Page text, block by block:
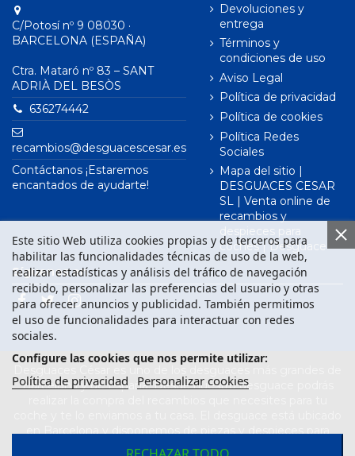
C/Potosí nº 9 08030 ·
BARCELONA (ESPAÑA)
Ctra. Mataró nº 83 – SANT
ADRIÀ DEL BESÒS
636274442
recambios@desguacescesar.es
Contáctanos ¡Estaremos
encantados de ayudarte!
Devoluciones y
entrega
Términos y
condiciones de uso
Aviso Legal
Política de privacidad
Política de cookies
Política Redes
Sociales
Mapa del sitio |
DESGUACES CESAR
SL | Venta online de
recambios y
despieces para
coches | Desguace
Este sitio Web utiliza cookies propias y de terceros para
habilitar las funcionalidades técnicas de uso de la web,
realizar estadísticas y análisis del tráfico de navegación
recibido, personalizar las preferencias del usuario y otras
para ofrecer anuncios y publicidad. También permitimos
el uso de funcionalidades para interactuar con redes
sociales.
Configure las cookies que nos permite utilizar:
Política de privacidad Personalizar cookies
Síguenos en
Barcelona y de España. Desde nuestro desguace podrás
en Barcelona y disponemos de piezas y despieces para
todas las marcas de vehículos. Compra el recambio que